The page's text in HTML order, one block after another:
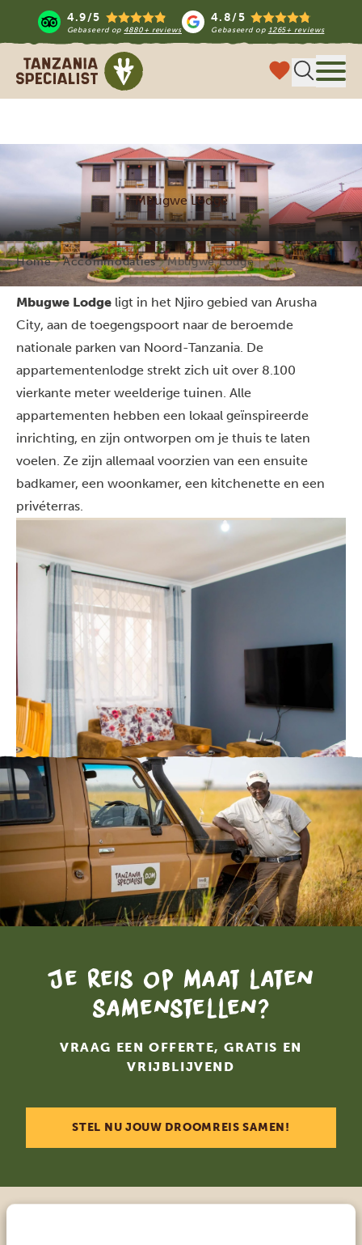
4.9/5
Gebaseerd op 4880+ reviews
4.8/5
Gebaseerd op 1265+ reviews
Tanzania Specialist
Mbugwe Lodge
Home Accommodaties Mbugwe Lodge
Mbugwe Lodge ligt in het Njiro gebied van Arusha
City, aan de toegengspoort naar de beroemde
nationale parken van Noord-Tanzania. De
appartementenlodge strekt zich uit over 8.100
vierkante meter weelderige tuinen. Alle
appartementen hebben een lokaal geïnspireerde
inrichting, en zijn ontworpen om je thuis te laten
voelen. Ze zijn allemaal voorzien van een ensuite
badkamer, een woonkamer, een kitchenette en een
privéterras.
Je reis op maat laten
samenstellen?
VRAAG EEN OFFERTE, GRATIS EN
VRIJBLIJVEND
STEL NU JOUW DROOMREIS SAMEN!